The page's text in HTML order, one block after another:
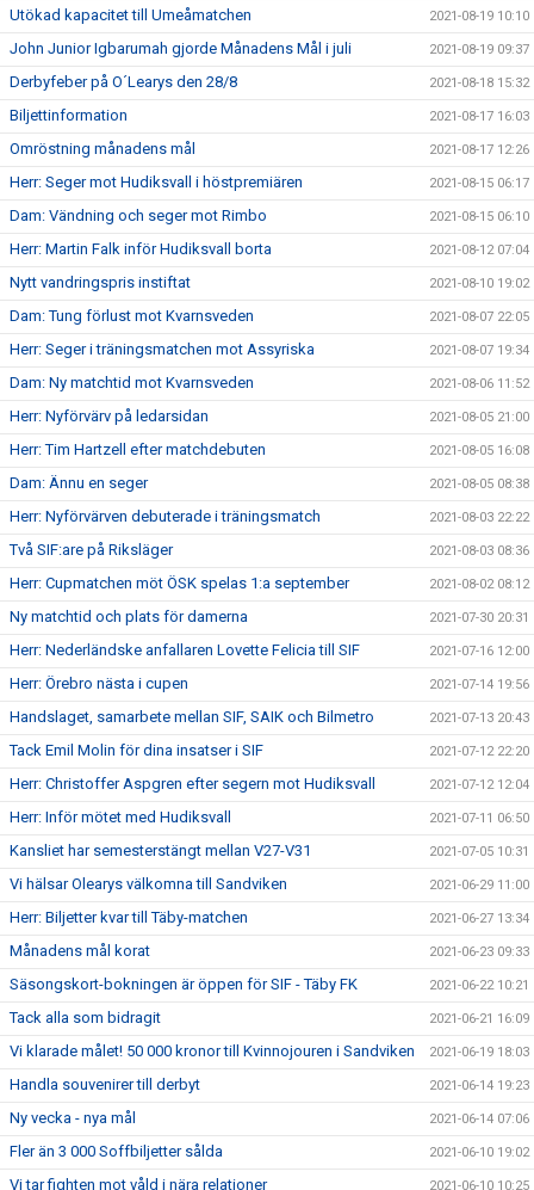
Utökad kapacitet till Umeåmatchen 2021-08-19 10:10
John Junior Igbarumah gjorde Månadens Mål i juli 2021-08-19 09:37
Derbyfeber på O´Learys den 28/8 2021-08-18 15:32
Biljettinformation 2021-08-17 16:03
Omröstning månadens mål 2021-08-17 12:26
Herr: Seger mot Hudiksvall i höstpremiären 2021-08-15 06:17
Dam: Vändning och seger mot Rimbo 2021-08-15 06:10
Herr: Martin Falk inför Hudiksvall borta 2021-08-12 07:04
Nytt vandringspris instiftat 2021-08-10 19:02
Dam: Tung förlust mot Kvarnsveden 2021-08-07 22:05
Herr: Seger i träningsmatchen mot Assyriska 2021-08-07 19:34
Dam: Ny matchtid mot Kvarnsveden 2021-08-06 11:52
Herr: Nyförvärv på ledarsidan 2021-08-05 21:00
Herr: Tim Hartzell efter matchdebuten 2021-08-05 16:08
Dam: Ännu en seger 2021-08-05 08:38
Herr: Nyförvärven debuterade i träningsmatch 2021-08-03 22:22
Två SIF:are på Riksläger 2021-08-03 08:36
Herr: Cupmatchen möt ÖSK spelas 1:a september 2021-08-02 08:12
Ny matchtid och plats för damerna 2021-07-30 20:31
Herr: Nederländske anfallaren Lovette Felicia till SIF 2021-07-16 12:00
Herr: Örebro nästa i cupen 2021-07-14 19:56
Handslaget, samarbete mellan SIF, SAIK och Bilmetro 2021-07-13 20:43
Tack Emil Molin för dina insatser i SIF 2021-07-12 22:20
Herr: Christoffer Aspgren efter segern mot Hudiksvall 2021-07-12 12:04
Herr: Inför mötet med Hudiksvall 2021-07-11 06:50
Kansliet har semesterstängt mellan V27-V31 2021-07-05 10:31
Vi hälsar Olearys välkomna till Sandviken 2021-06-29 11:00
Herr: Biljetter kvar till Täby-matchen 2021-06-27 13:34
Månadens mål korat 2021-06-23 09:33
Säsongskort-bokningen är öppen för SIF - Täby FK 2021-06-22 10:21
Tack alla som bidragit 2021-06-21 16:09
Vi klarade målet! 50 000 kronor till Kvinnojouren i Sandviken 2021-06-19 18:03
Handla souvenirer till derbyt 2021-06-14 19:23
Ny vecka - nya mål 2021-06-14 07:06
Fler än 3 000 Soffbiljetter sålda 2021-06-10 19:02
Vi tar fighten mot våld i nära relationer 2021-06-10 10:25